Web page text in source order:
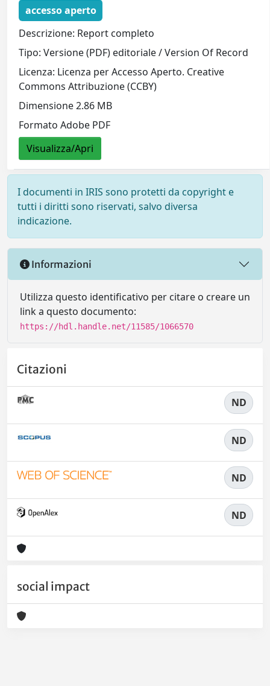
accesso aperto
Descrizione: Report completo
Tipo: Versione (PDF) editoriale / Version Of Record
Licenza: Licenza per Accesso Aperto. Creative
Commons Attribuzione (CCBY)
Dimensione 2.86 MB
Formato Adobe PDF
Visualizza/Apri
I documenti in IRIS sono protetti da copyright e
tutti i diritti sono riservati, salvo diversa
indicazione.
Informazioni
Utilizza questo identificativo per citare o creare un
link a questo documento:
https://hdl.handle.net/11585/1066570
Citazioni
ND
ND
ND
ND
social impact